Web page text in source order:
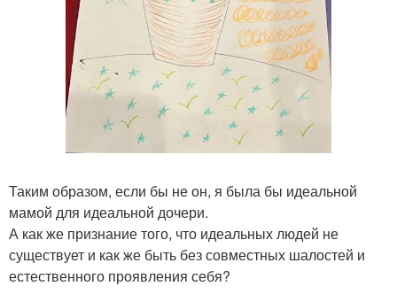
Таким образом, если бы не он, я была бы идеальной
мамой для идеальной дочери.
А как же признание того, что идеальных людей не
существует и как же быть без совместных шалостей и
естественного проявления себя?